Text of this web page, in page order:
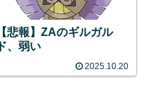
【悲報】ZAのギルガル
ド、弱い
2025.10.20